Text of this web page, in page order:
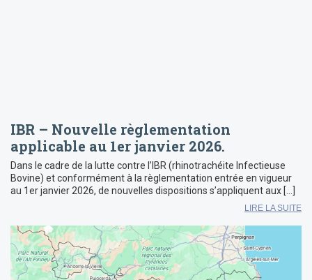
IBR – Nouvelle règlementation
applicable au 1er janvier 2026.
Dans le cadre de la lutte contre l’IBR (rhinotrachéite Infectieuse
Bovine) et conformément à la règlementation entrée en vigueur
au 1er janvier 2026, de nouvelles dispositions s’appliquent aux […]
LIRE LA SUITE